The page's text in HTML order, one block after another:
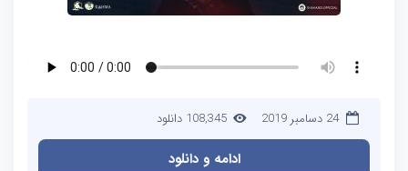
24 دسامبر 2019 108,345 دانلود
ادامه و دانلود